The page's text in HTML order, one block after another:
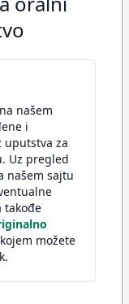
našem
i
uputstva za
Uz pregled
našem sajtu
takođe
kojem možete